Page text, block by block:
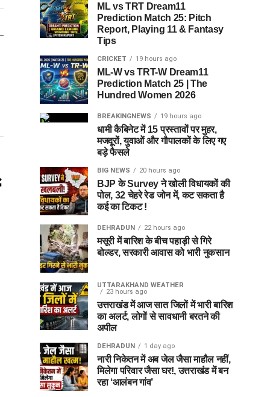
ML vs TRT Dream11
Prediction Match 25: Pitch
Report, Playing 11 & Fantasy
Tips
CRICKET 19 hours ago
ML-W vs TRT-W Dream11
Prediction Match 25 | The
Hundred Women 2026
BREAKINGNEWS 19 hours ago
धामी कैबिनेट में 15 प्रस्तावों पर मुहर,
मजदूरों, युवाओं और गौपालकों के लिए गए
बड़े फैसले
BIG NEWS 20 hours ago
BJP के Survey ने खोली विधायकों की
पोल, 32 चेहरे रेड जोन में, कट सकता है
कई का टिकट !
DEHRADUN 22 hours ago
मसूरी में बारिश के बीच पहाड़ी से गिरे
बोल्डर, सरकारी आवास को भारी नुकसान
UTTARAKHAND WEATHER
23 hours ago
उत्तराखंड में आज सात जिलों में भारी बारिश
का अलर्ट, लोगों से सावधानी बरतने की
अपील
DEHRADUN 1 day ago
नारी निकेतन में अब जेल जैसा माहौल नहीं,
मिलेगा परिवार जैसा घर!, उत्तराखंड में बन
रहा ‘आलंबन गांव’